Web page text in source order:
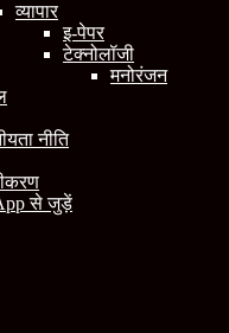
व्यापार
इ-पेपर
टेक्नोलॉजी
मनोरंजन
नीति
से जुड़ें